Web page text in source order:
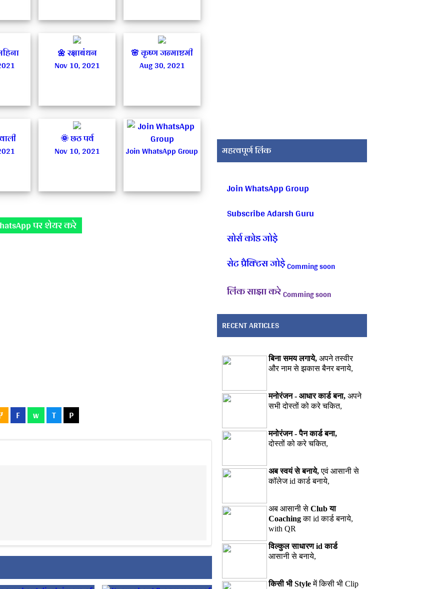
🌼 रक्षाबंधन
Nov 10, 2021
🌸 कृष्ण जन्माष्टमी
Aug 30, 2021
🌞 छठ पर्व
Nov 10, 2021
Join WhatsApp Group
पर शेयर करे
F w T P
महत्वपूर्ण लिंक
Join WhatsApp Group
Subscribe Adarsh Guru
सोर्स कोड जोड़े
सेट प्रैक्टिस जोड़ेComming soon
लिंक साझा करेComming soon
RECENT ARTICLES
बिना समय लगाये, अपने तस्वीर
और नाम से झकास बैनर बनाये,
मनोरंजन - आधार कार्ड बना, अपने
सभी दोस्तों को करे चकित,
मनोरंजन - पैन कार्ड बना,
दोस्तों को करे चकित,
अब स्वयं से बनाये,एवं आसानी से
कॉलेज id कार्ड बनाये,
अब आसानी से Club या
Coachingका id कार्ड बनाये,
with QR
विल्कुल साधारण id कार्ड
आसानी से बनाये,
किसी भी Styleमें किसी भी Clip